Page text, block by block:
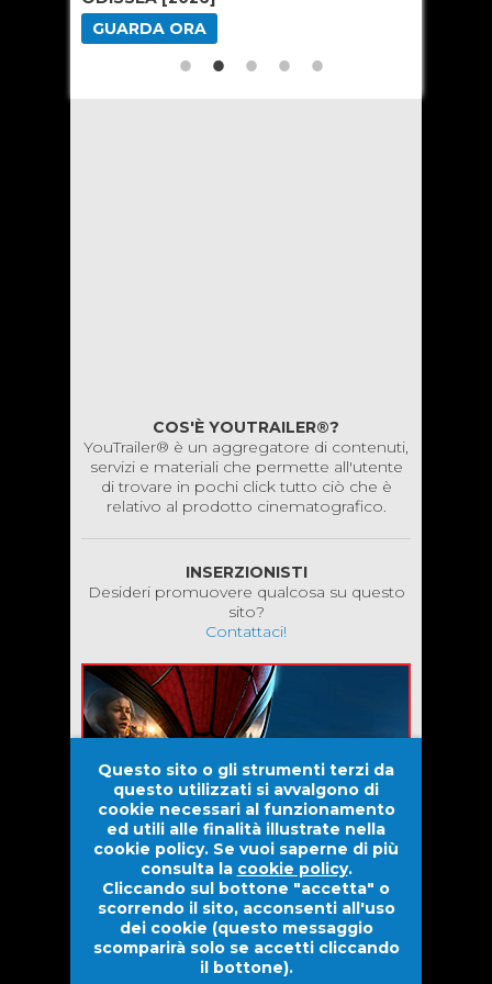
Questo sito o gli strumenti terzi da
questo utilizzati si avvalgono di
cookie necessari al funzionamento
ed utili alle finalità illustrate nella
cookie policy. Se vuoi saperne di più
consulta la cookie policy.
Cliccando sul bottone "accetta" o
scorrendo il sito, acconsenti all'uso
dei cookie (questo messaggio
scomparirà solo se accetti cliccando
il bottone).
GUARDA ORA
COS'È YOUTRAILER®?
YouTrailer® è un aggregatore di contenuti,
servizi e materiali che permette all'utente
di trovare in pochi click tutto ciò che è
relativo al prodotto cinematografico.
INSERZIONISTI
Desideri promuovere qualcosa su questo
sito?
Contattaci!
Dwarf Venture S.r.l.2026 © Tutti i diritti